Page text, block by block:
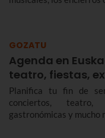
GOZATU
Agenda en
teatro, fiestas,
Planifica tu fin de
conciertos, teatro,
gastronómicas y mucho